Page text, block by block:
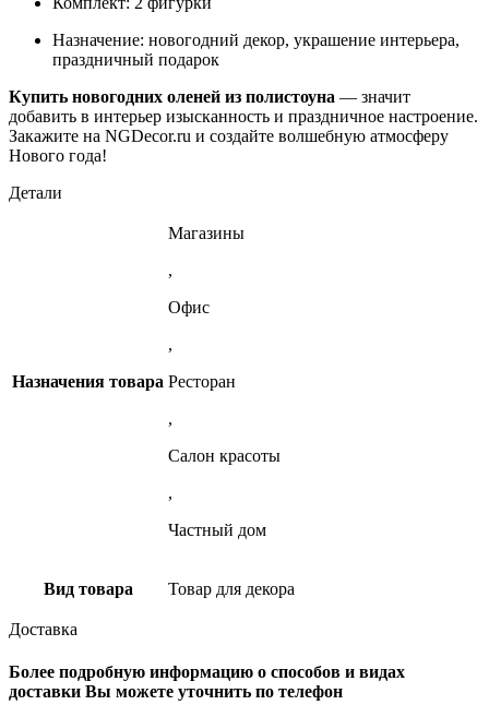
Назначение: новогодний декор, украшение интерьера,
праздничный подарок
Купить новогодних оленей из полистоуна — значит
добавить в интерьер изысканность и праздничное настроение.
Закажите на NGDecor.ru и создайте волшебную атмосферу
Нового года!
Детали
Назначения товара
Магазины
,
Офис
,
Ресторан
,
Салон красоты
,
Частный дом
Вид товара Товар для декора
Доставка
Более подробную информацию о способов и видах
доставки Вы можете уточнить по телефон